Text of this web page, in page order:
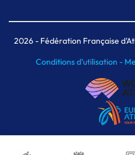
Meeting de
MAIF
2026- Fédération Française
Conditions d'utilisation -